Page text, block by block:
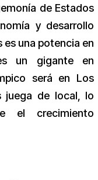
de Estados
y desarrollo
es una potencia en
un gigante en
será en Los
juega de local, lo
el crecimiento